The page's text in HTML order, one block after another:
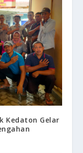
Kedaton Gelar